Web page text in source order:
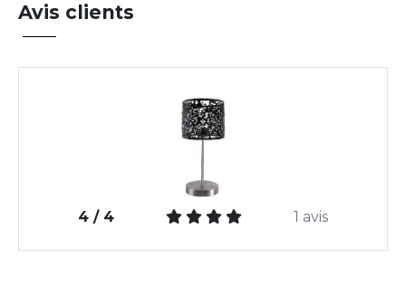
Avis clients
4 / 4 1 avis